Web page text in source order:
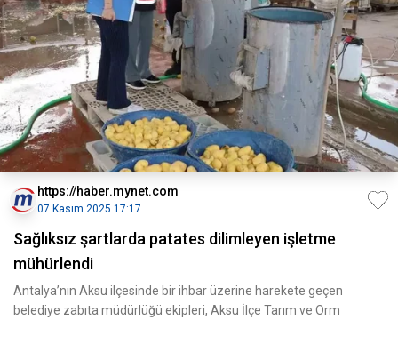
https://haber.mynet.com
07 Kasım 2025 17:17
Sağlıksız şartlarda patates dilimleyen işletme
mühürlendi
Antalya’nın Aksu ilçesinde bir ihbar üzerine harekete geçen
belediye zabıta müdürlüğü ekipleri, Aksu İlçe Tarım ve Orm